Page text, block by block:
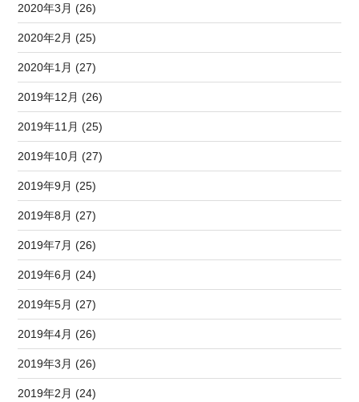
2020年3月 (26)
2020年2月 (25)
2020年1月 (27)
2019年12月 (26)
2019年11月 (25)
2019年10月 (27)
2019年9月 (25)
2019年8月 (27)
2019年7月 (26)
2019年6月 (24)
2019年5月 (27)
2019年4月 (26)
2019年3月 (26)
2019年2月 (24)